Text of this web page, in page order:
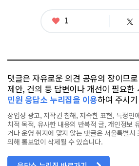
좋
1 트
댓글은 자유로운 의견 공유의 장이므
제안, 건의 등 답변이나 개선이 필요한
민원 응답소 누리집을 이용하여 주시
상업성 광고, 저작권 침해, 저속한 표현, 특정인
치적 목적, 유사한 내용의 반복적 글, 개인정보
거나 운영 취지에 맞지 않는 댓글은 서울특별시
의해 통보없이 삭제될 수 있습니다.